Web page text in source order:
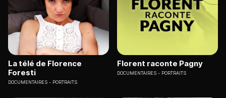
La télé de Florence
Foresti
DOCUMENTAIRES PORTRAITS
Florent raconte Pagny
DOCUMENTAIRES PORTRAITS